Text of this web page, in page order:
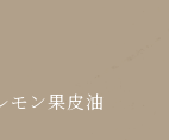
モン果皮油